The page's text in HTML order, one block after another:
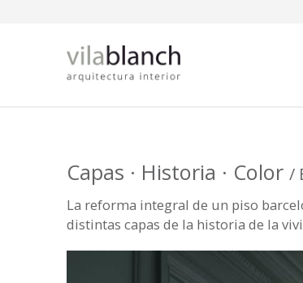
Capas · Historia · Color /
La reforma integral de un piso
distintas capas de la historia de la